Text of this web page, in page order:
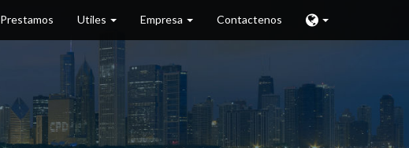
Prestamos Utiles Empresa Contactenos